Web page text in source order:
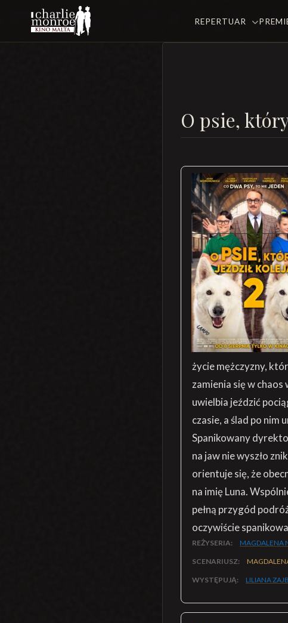
REPERTUAR
O psie,
życie mężczyzny,
zamienia się w
uwielbia jeździć
czasie, a ślad po nim
Spanikowany
na jaw nie wyszło
orientuje się, że
na imię Luna.
pełną przygód
oczywiście
REŻYSERIA: MAGDALENA
SCENARIUSZ:
WYSTĘPUJĄ: LILIANA